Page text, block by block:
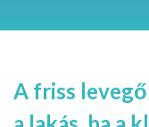
A friss